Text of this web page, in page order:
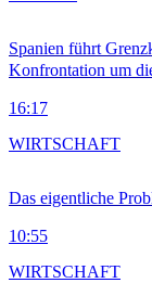
Spanien führt
Konfrontation um
16:17
Das eigentliche
10:55
WIRTSCHAFT
WIRTSCHAFT